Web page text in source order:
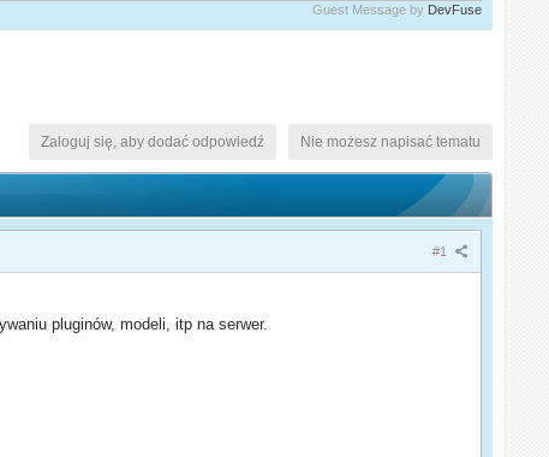
Guest Message by DevFuse
Nie możesz napisać tematu
Zaloguj się, aby dodać odpowiedź
#1
pluginów, modeli, itp na serwer.